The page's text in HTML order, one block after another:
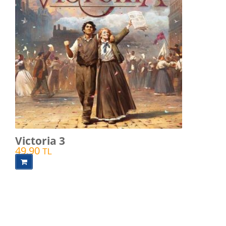
Victoria 3
49,90 TL